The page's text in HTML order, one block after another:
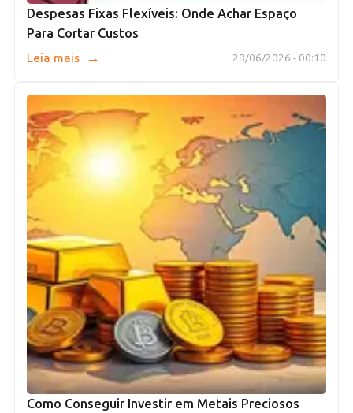
Despesas Fixas Flexíveis: Onde Achar Espaço
Para Cortar Custos
28/06/2026 - 00:10
Leia mais →
Como Conseguir Investir em Metais Preciosos